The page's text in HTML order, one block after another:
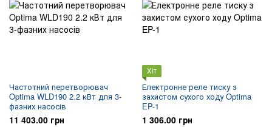
Частотний перетворювач
Optima WLD190 2.2 кВт для 3-
фазних насосів
11 403.00 грн
Хіт
Електронне реле тиску з
захистом сухого ходу Optima
EP-1
1 306.00 грн